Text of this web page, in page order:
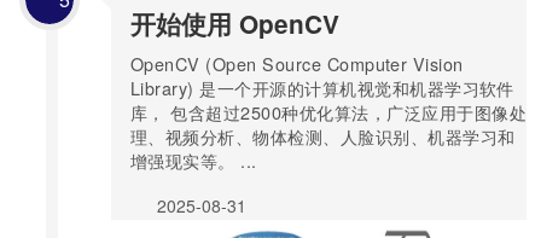
开始使用 OpenCV
OpenCV (Open Source Computer Vision
Library) 是一个开源的计算机视觉和机器学习软件
库， 包含超过2500种优化算法，广泛应用于图像处
理、视频分析、物体检测、人脸识别、机器学习和
增强现实等。 ...
2025-08-31